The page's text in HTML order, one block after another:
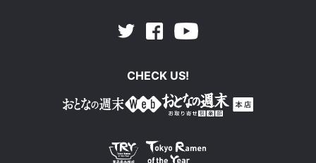
Twitter Facebook
CHECK US!